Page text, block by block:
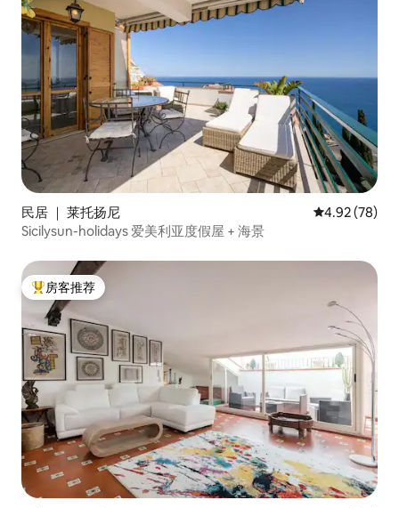
民居 ｜ 莱托扬尼 平均评分
4.92 (78)
Sicilysun-holidays 爱美利亚度假屋 + 海景
热门「房客推荐」
房客推荐